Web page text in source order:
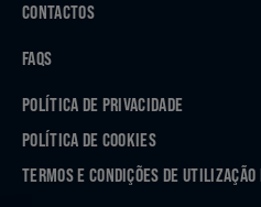
CONTACTOS
FAQS
POLÍTICA DE PRIVACIDADE
POLÍTICA DE COOKIES
TERMOS E CONDIÇÕES DE UTILIZAÇÃO